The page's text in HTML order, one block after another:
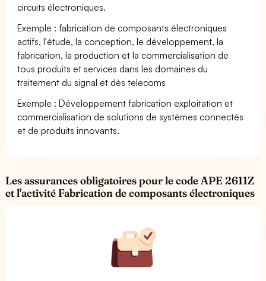
circuits électroniques.
Exemple : fabrication de composants électroniques
actifs, l'étude, la conception, le développement, la
fabrication, la production et la commercialisation de
tous produits et services dans les domaines du
traitement du signal et dès telecoms
Exemple : Développement fabrication exploitation et
commercialisation de solutions de systèmes connectés
et de produits innovants.
Les assurances obligatoires pour le code APE 2611Z
et l'activité Fabrication de composants électroniques